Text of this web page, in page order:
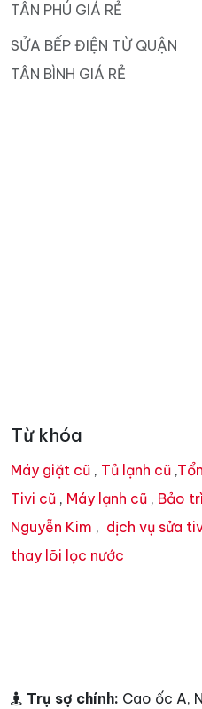
TÂN PHÚ GIÁ RẺ
SỬA BẾP ĐIỆN TỪ QUẬN
TÂN BÌNH GIÁ RẺ
Từ khóa
Máy giặt cũ , Tủ lạnh cũ ,
Tivi cũ , Máy lạnh cũ , Bảo
Nguyễn Kim , dịch vụ sửa
thay lõi lọc nước
Trụ sợ chính: Cao ốc A,